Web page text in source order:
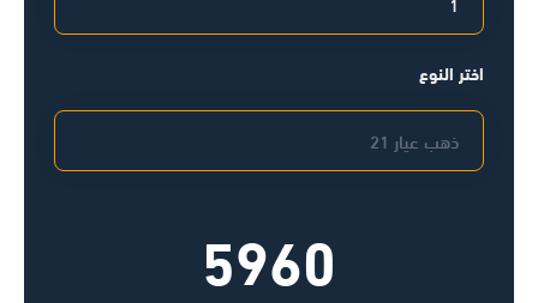
اختر النوع
5960